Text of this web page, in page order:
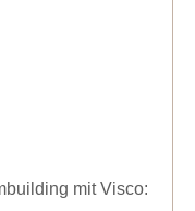
mit Visco: